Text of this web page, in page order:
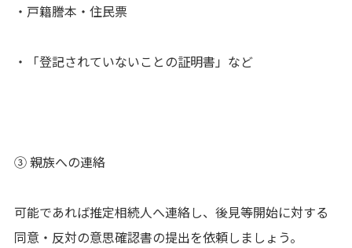
・戸籍謄本・住民票
・「登記されていないことの証明書」など
③ 親族への連絡
可能であれば推定相続人へ連絡し、後見等開始に対する
同意・反対の意思確認書の提出を依頼しましょう。